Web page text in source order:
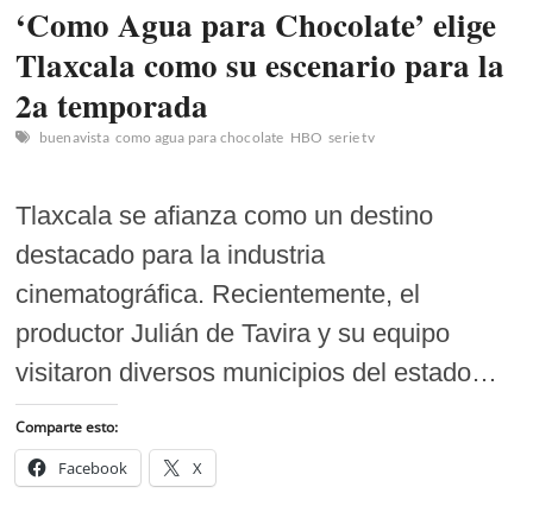
‘Como Agua para Chocolate’ elige
Tlaxcala como su escenario para la
2a temporada
buenavista como agua para chocolate HBO serie tv
Tlaxcala se afianza como un destino
destacado para la industria
cinematográfica. Recientemente, el
productor Julián de Tavira y su equipo
visitaron diversos municipios del estado…
Comparte esto:
Facebook X